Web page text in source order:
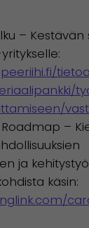
–
–
ja
käsin: